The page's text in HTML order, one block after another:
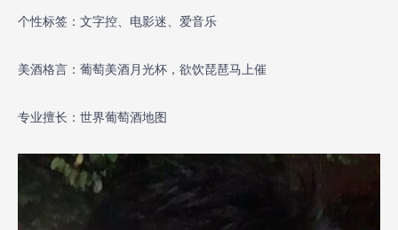
个性标签：文字控、电影迷、爱音乐
美酒格言：葡萄美酒月光杯，欲饮琵琶马上催
专业擅长：世界葡萄酒地图